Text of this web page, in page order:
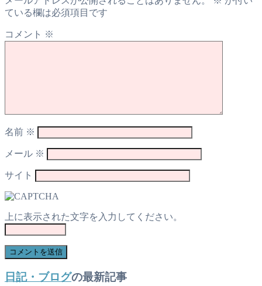
ている欄は必須項目です
コメント ※
名前 ※
メール ※
サイト
上に表示された文字を入力してください。
日記・ブログの最新記事